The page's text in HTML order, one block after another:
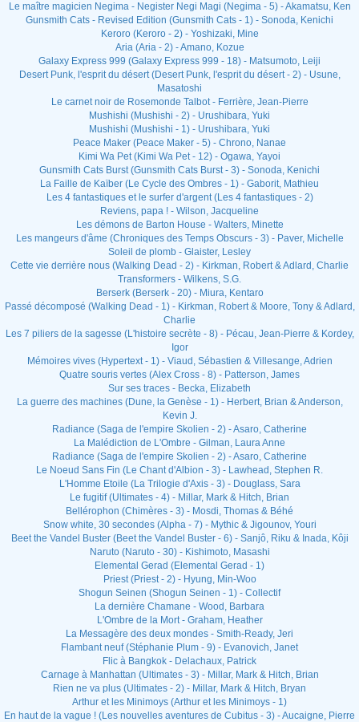
Le maître magicien Negima - Negister Negi Magi (Negima - 5) - Akamatsu, Ken
Gunsmith Cats - Revised Edition (Gunsmith Cats - 1) - Sonoda, Kenichi
Keroro (Keroro - 2) - Yoshizaki, Mine
Aria (Aria - 2) - Amano, Kozue
Galaxy Express 999 (Galaxy Express 999 - 18) - Matsumoto, Leiji
Desert Punk, l'esprit du désert (Desert Punk, l'esprit du désert - 2) - Usune,
Masatoshi
Le carnet noir de Rosemonde Talbot - Ferrière, Jean-Pierre
Mushishi (Mushishi - 2) - Urushibara, Yuki
Mushishi (Mushishi - 1) - Urushibara, Yuki
Peace Maker (Peace Maker - 5) - Chrono, Nanae
Kimi Wa Pet (Kimi Wa Pet - 12) - Ogawa, Yayoi
Gunsmith Cats Burst (Gunsmith Cats Burst - 3) - Sonoda, Kenichi
La Faille de Kaïber (Le Cycle des Ombres - 1) - Gaborit, Mathieu
Les 4 fantastiques et le surfer d'argent (Les 4 fantastiques - 2)
Reviens, papa ! - Wilson, Jacqueline
Les démons de Barton House - Walters, Minette
Les mangeurs d'âme (Chroniques des Temps Obscurs - 3) - Paver, Michelle
Soleil de plomb - Glaister, Lesley
Cette vie derrière nous (Walking Dead - 2) - Kirkman, Robert & Adlard, Charlie
Transformers - Wilkens, S.G.
Berserk (Berserk - 20) - Miura, Kentaro
Passé décomposé (Walking Dead - 1) - Kirkman, Robert & Moore, Tony & Adlard,
Charlie
Les 7 piliers de la sagesse (L'histoire secrète - 8) - Pécau, Jean-Pierre & Kordey,
Igor
Mémoires vives (Hypertext - 1) - Viaud, Sébastien & Villesange, Adrien
Quatre souris vertes (Alex Cross - 8) - Patterson, James
Sur ses traces - Becka, Elizabeth
La guerre des machines (Dune, la Genèse - 1) - Herbert, Brian & Anderson,
Kevin J.
Radiance (Saga de l'empire Skolien - 2) - Asaro, Catherine
La Malédiction de L'Ombre - Gilman, Laura Anne
Radiance (Saga de l'empire Skolien - 2) - Asaro, Catherine
Le Noeud Sans Fin (Le Chant d'Albion - 3) - Lawhead, Stephen R.
L'Homme Etoile (La Trilogie d'Axis - 3) - Douglass, Sara
Le fugitif (Ultimates - 4) - Millar, Mark & Hitch, Brian
Bellérophon (Chimères - 3) - Mosdi, Thomas & Béhé
Snow white, 30 secondes (Alpha - 7) - Mythic & Jigounov, Youri
Beet the Vandel Buster (Beet the Vandel Buster - 6) - Sanjô, Riku & Inada, Kôji
Naruto (Naruto - 30) - Kishimoto, Masashi
Elemental Gerad (Elemental Gerad - 1)
Priest (Priest - 2) - Hyung, Min-Woo
Shogun Seinen (Shogun Seinen - 1) - Collectif
La dernière Chamane - Wood, Barbara
L'Ombre de la Mort - Graham, Heather
La Messagère des deux mondes - Smith-Ready, Jeri
Flambant neuf (Stéphanie Plum - 9) - Evanovich, Janet
Flic à Bangkok - Delachaux, Patrick
Carnage à Manhattan (Ultimates - 3) - Millar, Mark & Hitch, Brian
Rien ne va plus (Ultimates - 2) - Millar, Mark & Hitch, Bryan
Arthur et les Minimoys (Arthur et les Minimoys - 1)
En haut de la vague ! (Les nouvelles aventures de Cubitus - 3) - Aucaigne, Pierre